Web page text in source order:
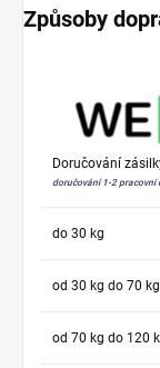
Způsoby
Doručování
doručování 1-2 pracovní
do 30 kg
od 30 kg do 70 kg
od 70 kg do 120